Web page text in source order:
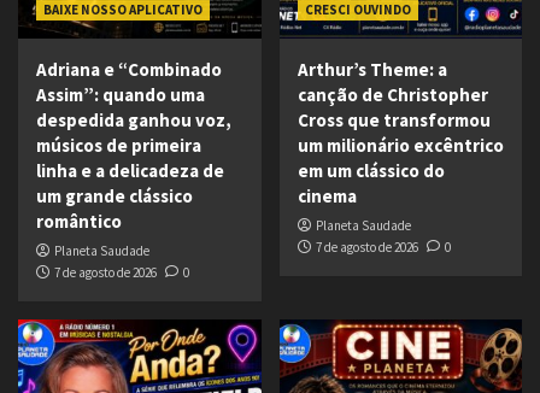
BAIXE NOSSO APLICATIVO
Adriana e “Combinado
Assim”: quando uma
despedida ganhou voz,
músicos de primeira
linha e a delicadeza de
um grande clássico
romântico
Planeta Saudade
7 de agosto de 2026
0
CRESCI OUVINDO
Arthur’s Theme: a
canção de Christopher
Cross que transformou
um milionário excêntrico
em um clássico do
cinema
Planeta Saudade
7 de agosto de 2026
0